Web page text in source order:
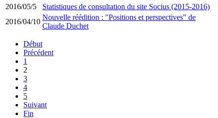
2016/05/5
Statistiques de consultation du site Socius (2015-2016)
2016/04/10
Nouvelle réédition : "Positions et perspectives" de
Claude Duchet
Début
Précédent
1
2
3
4
5
Suivant
Fin